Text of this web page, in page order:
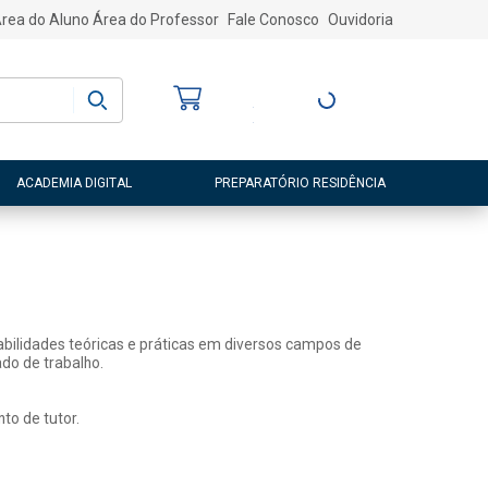
do Aluno Área do Professor Fale Conosco Ouvidoria
Entre ou Cadastre-
ACADEMIA DIGITAL PREPARATÓRIO RESIDÊNCIA
teóricas e práticas em diversos campos de
de trabalho.
de tutor.